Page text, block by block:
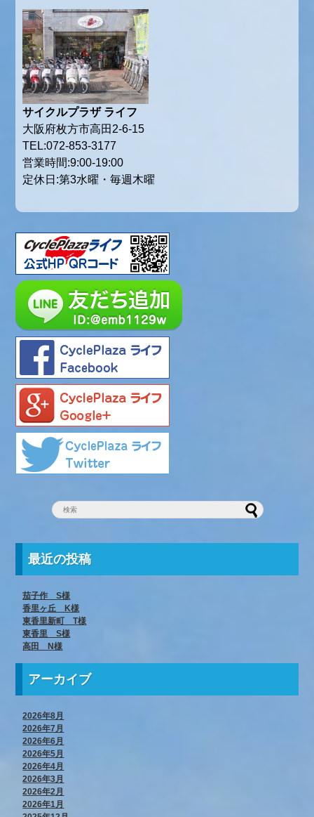
サイクルプラザ ライフ
大阪府枚方市高田2-6-15
TEL:072-853-3177
営業時間:9:00-19:00
定休日:第3水曜・毎週木曜
最近の投稿
茄子作 S様
香里ヶ丘 K様
東香里新町 T様
東香里 S様
高田 N様
アーカイブ
2026年8月
2026年7月
2026年6月
2026年5月
2026年4月
2026年3月
2026年2月
2026年1月